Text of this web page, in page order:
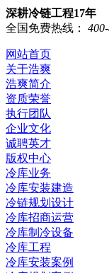
深耕冷链工程17年
全国免费热线：
网站首页
关于浩爽
浩爽简介
资质荣誉
执行团队
企业文化
诚聘英才
版权中心
冷库业务
冷库安装建造
冷链规划设计
冷库招商运营
冷库制冷设备
冷库工程
冷库安装案例